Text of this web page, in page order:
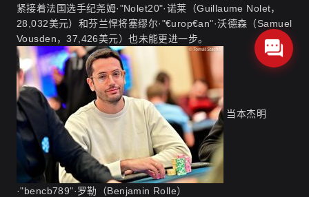
紧接着法国选手纪尧姆·"Nolet20"·诺莱（Guillaume Nolet，
28,032美元）和芬兰悍将塞缪尔·"€urop€an"·沃德森（Samuel
Vousden，37,426美元）也未能更进一步。
当本杰明
·"bencb789"·罗勒（Benjamin Rolle）